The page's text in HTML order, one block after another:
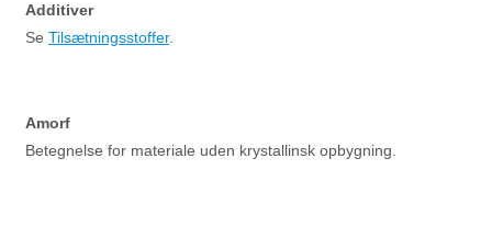
Additiver
Se Tilsætningsstoffer.
Amorf
Betegnelse for materiale uden krystallinsk opbygning.